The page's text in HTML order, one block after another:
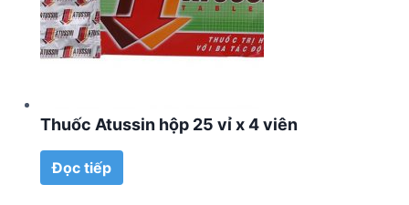
Thuốc Atussin hộp 25 vỉ x 4 viên
Đọc tiếp